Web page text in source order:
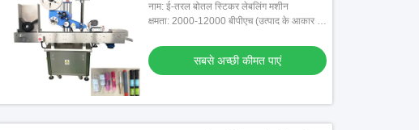
नाम: ई-तरल बोतल स्टिकर लेबलिंग मशीन
क्षमता: 2000-12000 बीपीएच (उत्पाद के आकार से
सबसे अच्छी कीमत पाएं